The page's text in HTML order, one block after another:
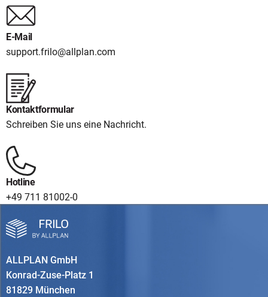
E-Mail
support.frilo@allplan.com
Kontaktformular
Schreiben Sie uns eine Nachricht.
Hotline
+49 711 81002-0
ALLPLAN GmbH
Konrad-Zuse-Platz 1
81829 München